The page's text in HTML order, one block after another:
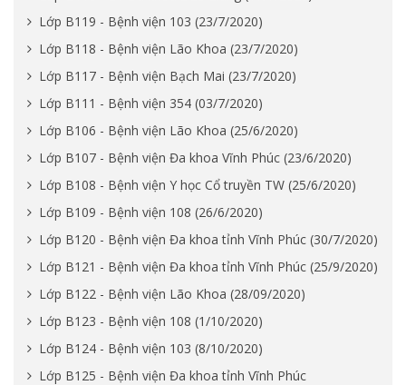
Lớp B119 - Bệnh viện 103 (23/7/2020)
Lớp B118 - Bệnh viện Lão Khoa (23/7/2020)
Lớp B117 - Bệnh viện Bạch Mai (23/7/2020)
Lớp B111 - Bệnh viện 354 (03/7/2020)
Lớp B106 - Bệnh viện Lão Khoa (25/6/2020)
Lớp B107 - Bệnh viện Đa khoa Vĩnh Phúc (23/6/2020)
Lớp B108 - Bệnh viện Y học Cổ truyền TW (25/6/2020)
Lớp B109 - Bệnh viện 108 (26/6/2020)
Lớp B120 - Bệnh viện Đa khoa tỉnh Vĩnh Phúc (30/7/2020)
Lớp B121 - Bệnh viện Đa khoa tỉnh Vĩnh Phúc (25/9/2020)
Lớp B122 - Bệnh viện Lão Khoa (28/09/2020)
Lớp B123 - Bệnh viện 108 (1/10/2020)
Lớp B124 - Bệnh viện 103 (8/10/2020)
Lớp B125 - Bệnh viện Đa khoa tỉnh Vĩnh Phúc